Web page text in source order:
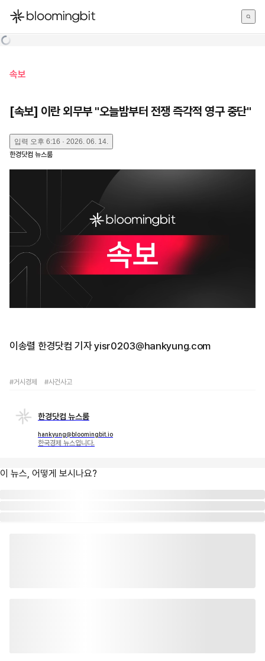
한국어
속보
[속보] 이란 외무부 "오늘밤부터 전쟁 즉각적 영구 중단"
입력 오후 6:16 · 2026. 06. 14.
한경닷컴 뉴스룸
이송렬 한경닷컴 기자 yisr0203@hankyung.com
#거시경제 #사건사고
한경닷컴 뉴스룸
hankyung@bloomingbit.io
한국경제 뉴스입니다.
이 뉴스, 어떻게 보시나요?